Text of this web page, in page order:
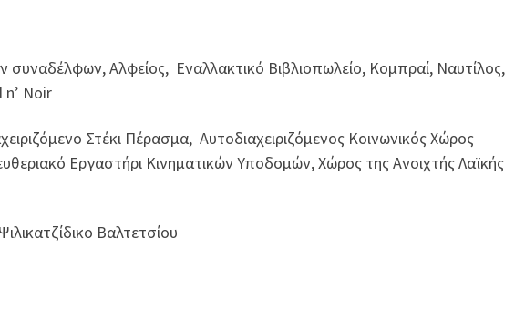
συναδέλφων, Αλφείος, Εναλλακτικό Βιβλιοπωλείο, Κομπραί, Ναυτίλος,
n’ Noir
Στέκι Πέρασμα, Αυτοδιαχειριζόμενος Κοινωνικός Χώρος
Εργαστήρι Κινηματικών Υποδομών,Χώρος της Ανοιχτής Λαϊκής
Βαλτετσίου